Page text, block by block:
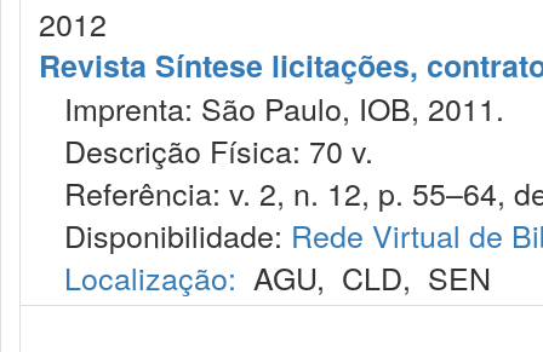
2012
Revista Síntese licitações,
Imprenta: São Paulo, IOB, 2011.
Descrição Física: 70 v.
Referência: v. 2, n. 12, p. 55–64,
Disponibilidade: Rede Virtual de
Localização: AGU, CLD, SEN